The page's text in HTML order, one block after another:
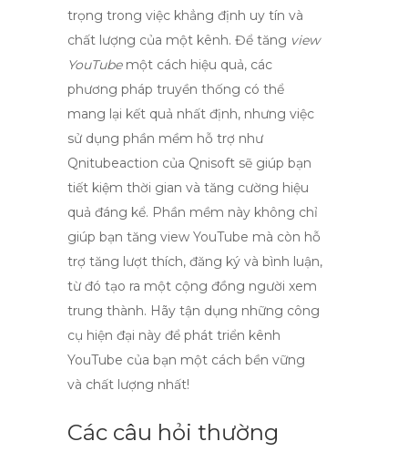
trọng trong việc khẳng định uy tín và
chất lượng của một kênh. Để tăng view
YouTubemột cách hiệu quả, các
phương pháp truyền thống có thể
mang lại kết quả nhất định, nhưng việc
sử dụng phần mềm hỗ trợ như
Qnitubeaction của Qnisoft sẽ giúp bạn
tiết kiệm thời gian và tăng cường hiệu
quả đáng kể. Phần mềm này không chỉ
giúp bạn tăng view YouTube mà còn hỗ
trợ tăng lượt thích, đăng ký và bình luận,
từ đó tạo ra một cộng đồng người xem
trung thành. Hãy tận dụng những công
cụ hiện đại này để phát triển kênh
YouTube của bạn một cách bền vững
và chất lượng nhất!
Các câu hỏi thường